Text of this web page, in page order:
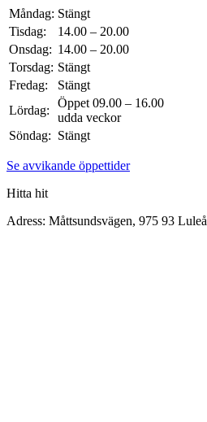
Måndag: Stängt
Tisdag:
14.00 – 20.00
Onsdag: 14.00 – 20.00
Torsdag: Stängt
Fredag:
Stängt
Lördag:
Öppet 09.00 – 16.00
udda veckor
Söndag: Stängt
Se avvikande öppettider
Hitta hit
Adress: Måttsundsvägen, 975 93 Luleå